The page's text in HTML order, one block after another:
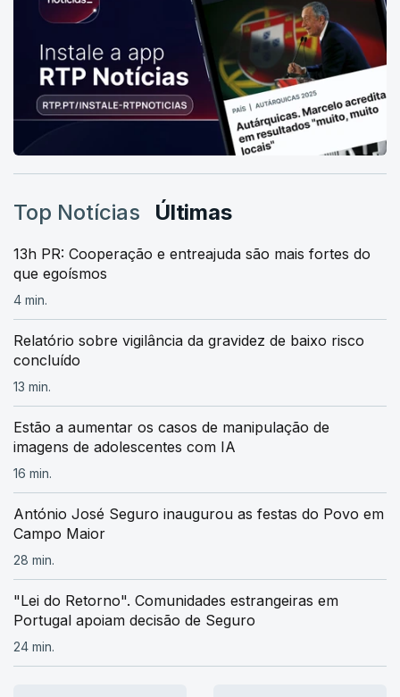
Top Notícias Últimas
13h PR: Cooperação e entreajuda são mais fortes do
que egoísmos
4 min.
Relatório sobre vigilância da gravidez de baixo risco
concluído
13 min.
Estão a aumentar os casos de manipulação de
imagens de adolescentes com IA
16 min.
António José Seguro inaugurou as festas do Povo em
Campo Maior
28 min.
"Lei do Retorno". Comunidades estrangeiras em
Portugal apoiam decisão de Seguro
24 min.